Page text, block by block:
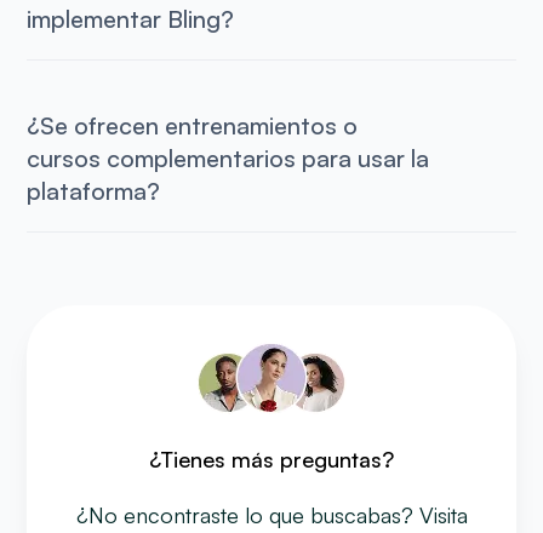
implementar Bling?
¿Se ofrecen entrenamientos o
cursos complementarios para usar la
plataforma?
¿Tienes más preguntas?
¿No encontraste lo que buscabas? Visita